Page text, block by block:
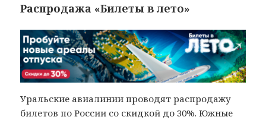
Распродажа «Билеты в лето»
Уральские авиалинии проводят распродажу
билетов по России со скидкой до 30%. Южные